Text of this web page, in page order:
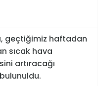
geçtiğimiz haftadan
sıcak hava
artıracağı